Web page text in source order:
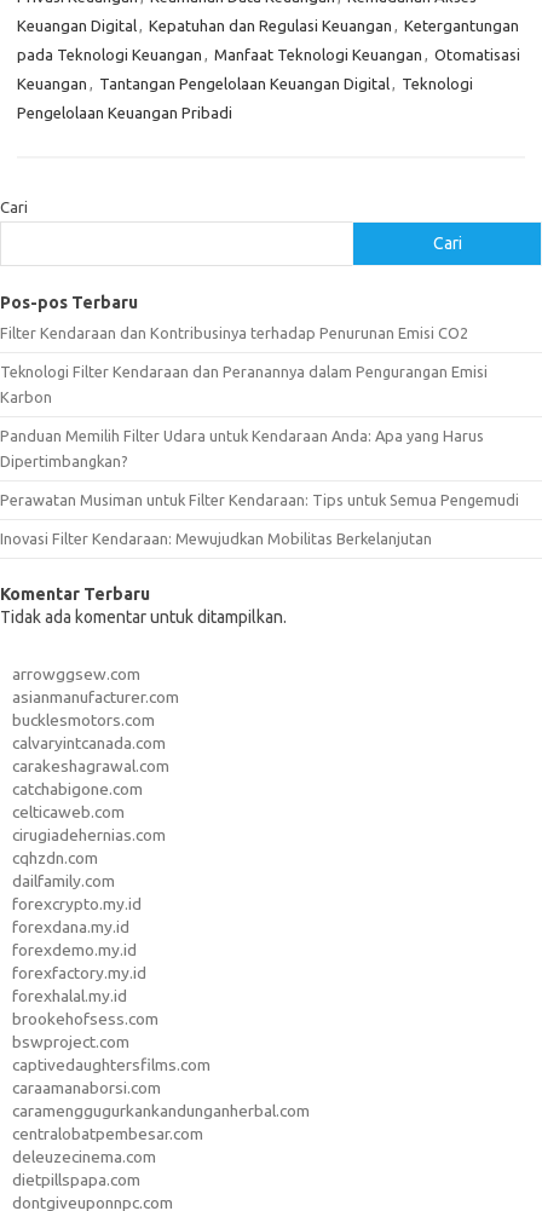
Keuangan Digital, Kepatuhan dan Regulasi Keuangan , Ketergantungan
pada Teknologi Keuangan , Manfaat Teknologi Keuangan , Otomatisasi
Keuangan , Tantangan Pengelolaan Keuangan Digital, Teknologi
Pengelolaan Keuangan Pribadi
Cari
Cari
Pos-pos Terbaru
Filter Kendaraan dan Kontribusinya terhadap Penurunan Emisi CO2
Teknologi Filter Kendaraan dan Peranannya dalam Pengurangan Emisi
Karbon
Panduan Memilih Filter Udara untuk Kendaraan Anda: Apa yang Harus
Dipertimbangkan?
Perawatan Musiman untuk Filter Kendaraan: Tips untuk Semua Pengemudi
Inovasi Filter Kendaraan: Mewujudkan Mobilitas Berkelanjutan
Komentar Terbaru
Tidak ada komentar untuk ditampilkan.
arrowggsew.com
asianmanufacturer.com
bucklesmotors.com
calvaryintcanada.com
carakeshagrawal.com
catchabigone.com
celticaweb.com
cirugiadehernias.com
cqhzdn.com
dailfamily.com
forexcrypto.my.id
forexdana.my.id
forexdemo.my.id
forexfactory.my.id
forexhalal.my.id
brookehofsess.com
bswproject.com
captivedaughtersfilms.com
caraamanaborsi.com
caramenggugurkankandunganherbal.com
centralobatpembesar.com
deleuzecinema.com
dietpillspapa.com
dontgiveuponnpc.com